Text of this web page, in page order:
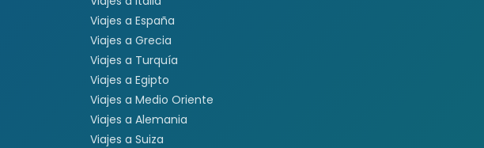
Viajes a España
Viajes a Grecia
Viajes a Turquía
Viajes a Egipto
Viajes a Medio Oriente
Viajes a Alemania
Viajes a Suiza